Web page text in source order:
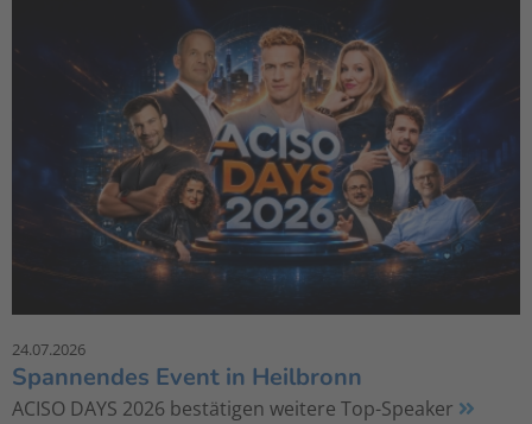
24.07.2026
Spannendes Event in Heilbronn
ACISO DAYS 2026 bestätigen weitere Top-Speaker